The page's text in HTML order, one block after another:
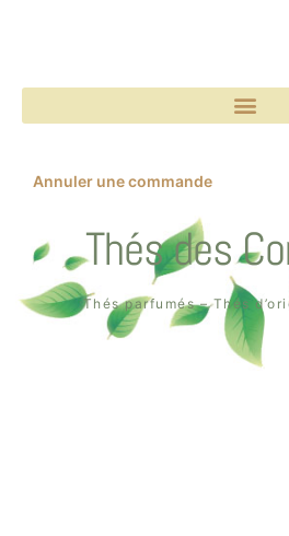
Annuler une commande
Thés des
Thés parfumés – Thés
Boutique un